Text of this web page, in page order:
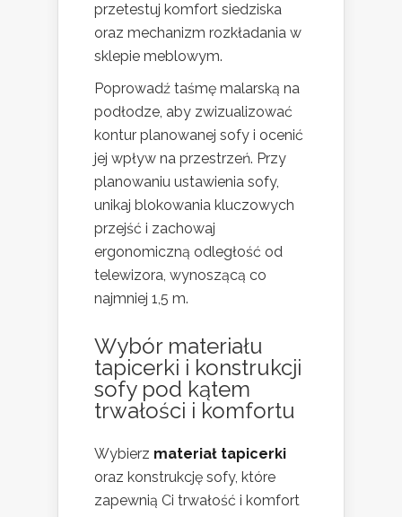
przetestuj komfort siedziska
oraz mechanizm rozkładania w
sklepie meblowym.
Poprowadź taśmę malarską na
podłodze, aby zwizualizować
kontur planowanej sofy i ocenić
jej wpływ na przestrzeń. Przy
planowaniu ustawienia sofy,
unikaj blokowania kluczowych
przejść i zachowaj
ergonomiczną odległość od
telewizora, wynoszącą co
najmniej 1,5 m.
Wybór materiału
tapicerki i konstrukcji
sofy pod kątem
trwałości i komfortu
Wybierz materiał tapicerki
oraz konstrukcję sofy, które
zapewnią Ci trwałość i komfort